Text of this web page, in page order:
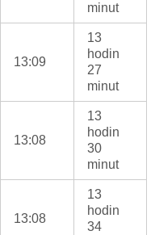
minut
13:09
13
hodin
27
minut
13:08
13
hodin
30
minut
13:08
13
hodin
34